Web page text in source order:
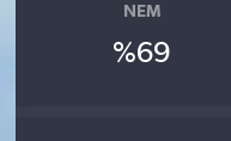
NEM
%69